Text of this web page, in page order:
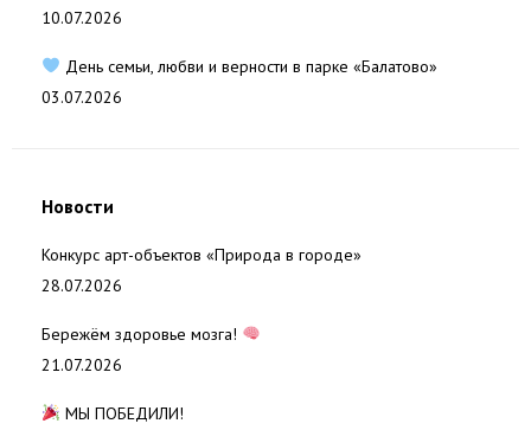
10.07.2026
День семьи, любви и верности в парке «Балатово»
03.07.2026
Новости
Конкурс арт-объектов «Природа в городе»
28.07.2026
Бережём здоровье мозга!
21.07.2026
МЫ ПОБЕДИЛИ!